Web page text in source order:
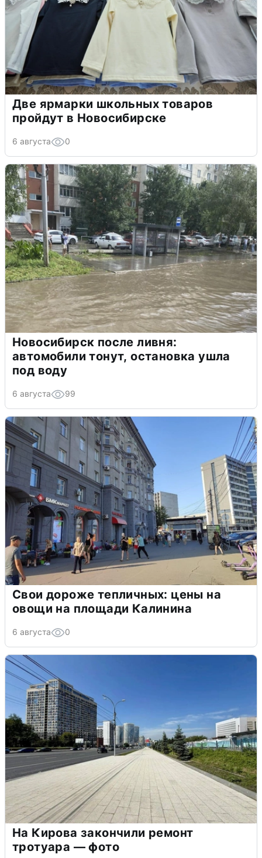
Две ярмарки школьных товаров
пройдут в Новосибирске
6 августа 0
Новосибирск после ливня:
автомобили тонут, остановка ушла
под воду
6 августа 99
Свои дороже тепличных: цены на
овощи на площади Калинина
6 августа 0
На Кирова закончили ремонт
тротуара — фото